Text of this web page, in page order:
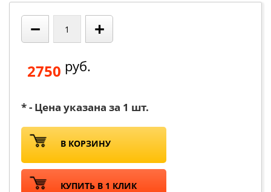
− +
2750 руб.
* - Цена указана за 1 шт.
В КОРЗИНУ
КУПИТЬ В 1 КЛИК